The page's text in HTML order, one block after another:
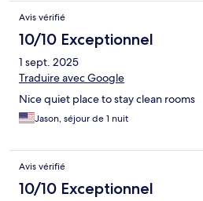
Avis vérifié
10/10 Exceptionnel
1 sept. 2025
Traduire avec Google
Nice quiet place to stay clean rooms
Jason, séjour de 1 nuit
Avis vérifié
10/10 Exceptionnel